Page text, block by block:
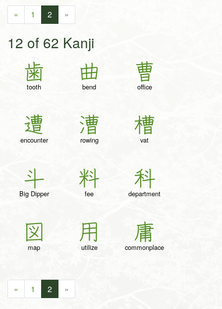
« 1 2 »
12 of 62 Kanji
歯
tooth
曲
bend
曹
office
遭
encounter
漕
rowing
槽
vat
斗
Big Dipper
料
fee
科
department
図
map
用
utilize
庸
commonplace
« 1 2 »